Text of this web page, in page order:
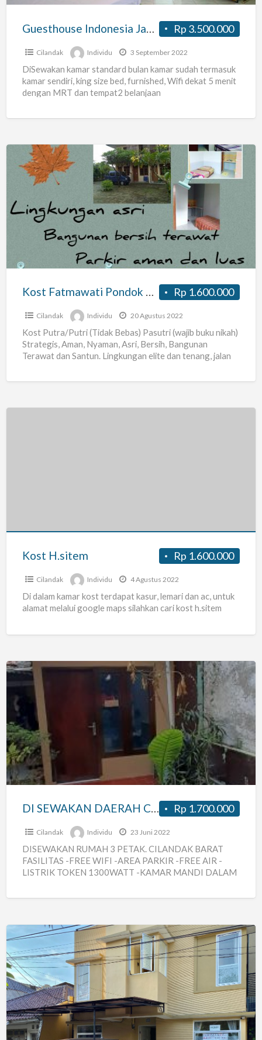
Rp 3.500.000
Cilandak Individu 3 September 2022
DiSewakan kamar standard bulan kamar sudah termasuk
kamar sendiri, king size bed, furnished, Wifi dekat 5 menit
dengan MRT dan tempat2 belanjaan
Kost
Fatmawati
Pondok
Cilandak
Rp 1.600.000
Kost Fatmawati Pondok Labu Cilandak
Cilandak Individu 20 Agustus 2022
Kost Putra/Putri (Tidak Bebas) Pasutri (wajib buku nikah)
Strategis, Aman, Nyaman, Asri, Bersih, Bangunan
Terawat dan Santun. Lingkungan elite dan tenang, jalan
Rp 1.600.000
Kost H.sitem
Cilandak Individu 4 Agustus 2022
Di dalam kamar kost terdapat kasur, lemari dan ac, untuk
alamat melalui google maps silahkan cari kost h.sitem
DI
SEWAKAN
DAERAH
CILANDAK
JAKARTA
SELATAN
Rp 1.700.000
DI SEWAKAN DAERAH CILANDAK JAKARTA SELATAN
Cilandak Individu 23 Juni 2022
DISEWAKAN RUMAH 3 PETAK. CILANDAK BARAT
FASILITAS -FREE WIFI -AREA PARKIR -FREE AIR -
LISTRIK TOKEN 1300WATT -KAMAR MANDI DALAM
HOMY
Residence-
Kost
Idaman
Dekat
Stasiun